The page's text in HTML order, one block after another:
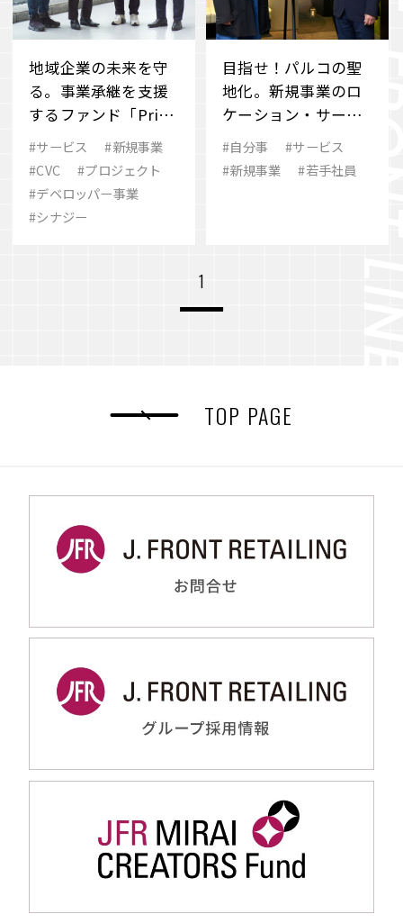
地域企業の未来を守
る。事業承継を支援
するファンド「Pride
Fund」設立の背景と
展望
#サービス
#新規事業
#CVC
#プロジェクト
#デベロッパー事業
#シナジー
目指せ！パルコの聖
地化。新規事業のロ
ケーション・サービ
スが成功した理由
#自分事
#サービス
#新規事業
#若手社員
1
TOP PAGE